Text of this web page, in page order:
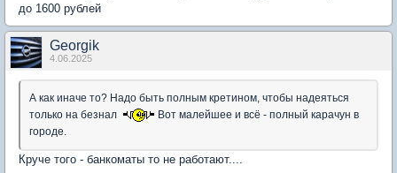
до 1600 рублей
Georgik
4.06.2025
А как иначе то? Надо быть полным кретином, чтобы надеяться
только на безнал
Вот малейшее и всё - полный карачун в
городе.
Круче того - банкоматы то не работают....